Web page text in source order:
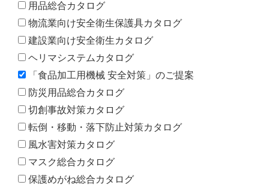
用品総合カタログ
物流業向け安全衛生保護具カタログ
建設業向け安全衛生カタログ
ヘリマシステムカタログ
「食品加工用機械 安全対策」のご提案
防災用品総合カタログ
切創事故対策カタログ
転倒・移動・落下防止対策カタログ
風水害対策カタログ
マスク総合カタログ
保護めがね総合カタログ